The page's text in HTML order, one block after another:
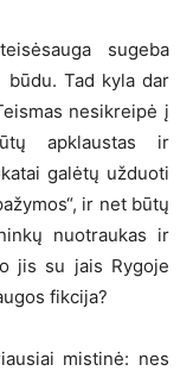
sugeba
būdu. Tad kyla dar
nesikreipė į
apklaustas ir
galėtų užduoti
ir net būtų
nuotraukas ir
jis su jais Rygoje
fikcija?
mistinė: nes